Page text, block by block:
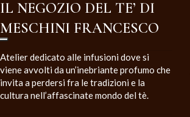
IL NEGOZIO DEL TE’ DI
MESCHINI FRANCESCO
Atelier dedicato alle infusioni dove si
viene avvolti da un’inebriante profumo che
invita a perdersi fra le tradizioni e la
cultura nell’affascinate mondo del tè.